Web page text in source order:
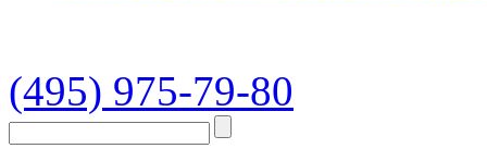
(495) 975-79-80